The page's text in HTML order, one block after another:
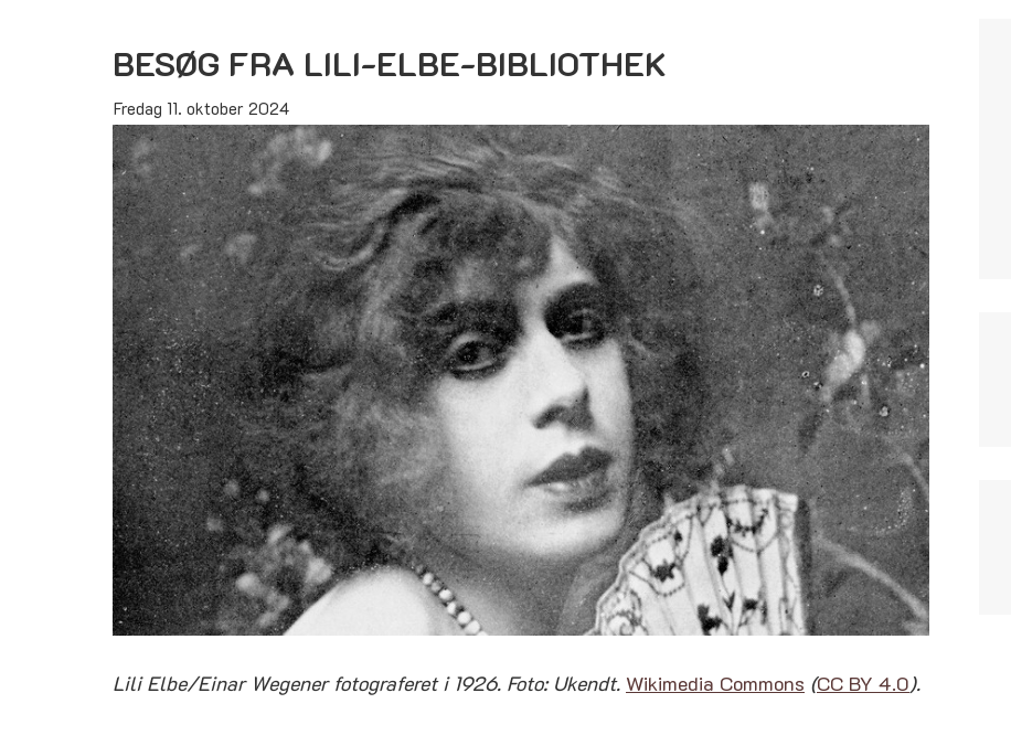
BESØG FRA LILI-ELBE-BIBLIOTHEK
Fredag 11. oktober 2024
Lili Elbe/Einar Wegener fotograferet i 1926. Foto: Ukendt. Wikimedia Commons (CC BY 4.0).